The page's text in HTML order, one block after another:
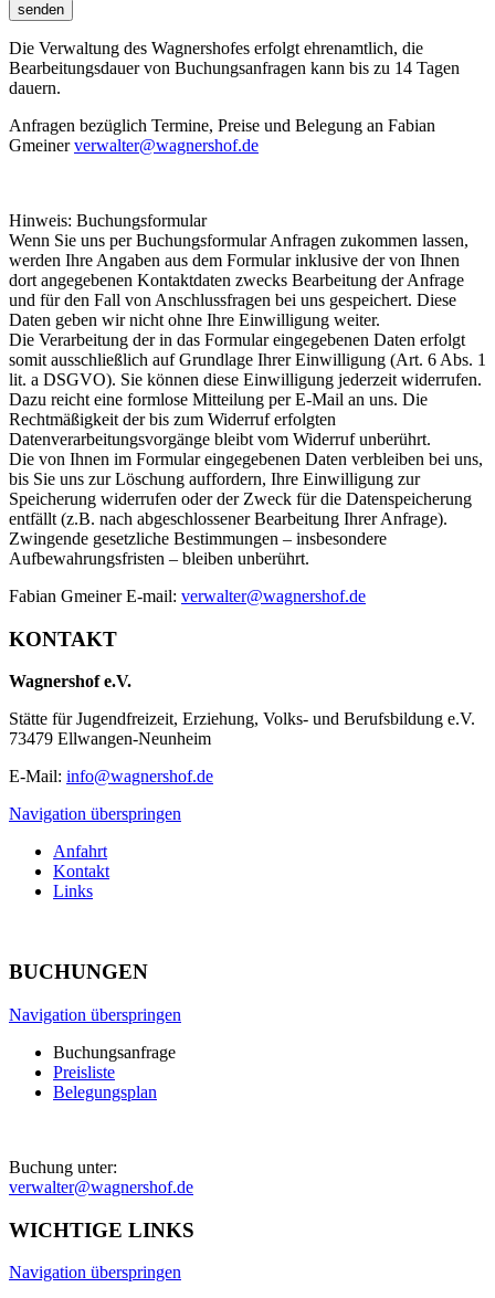
senden
Die Verwaltung des Wagnershofes erfolgt ehrenamtlich, die
Bearbeitungsdauer von Buchungsanfragen kann bis zu 14 Tagen
dauern.
Anfragen bezüglich Termine, Preise und Belegung an Fabian
Gmeinerverwalter@wagnershof.de
Hinweis: Buchungsformular
Wenn Sie uns per Buchungsformular Anfragen zukommen lassen,
werden Ihre Angaben aus dem Formular inklusive der von Ihnen
dort angegebenen Kontaktdaten zwecks Bearbeitung der Anfrage
und für den Fall von Anschlussfragen bei uns gespeichert. Diese
Daten geben wir nicht ohne Ihre Einwilligung weiter.
Die Verarbeitung der in das Formular eingegebenen Daten erfolgt
somit ausschließlich auf Grundlage Ihrer Einwilligung (Art. 6 Abs. 1
lit. a DSGVO). Sie können diese Einwilligung jederzeit widerrufen.
Dazu reicht eine formlose Mitteilung per E-Mail an uns. Die
Rechtmäßigkeit der bis zum Widerruf erfolgten
Datenverarbeitungsvorgänge bleibt vom Widerruf unberührt.
Die von Ihnen im Formular eingegebenen Daten verbleiben bei uns,
bis Sie uns zur Löschung auffordern, Ihre Einwilligung zur
Speicherung widerrufen oder der Zweck für die Datenspeicherung
entfällt (z.B. nach abgeschlossener Bearbeitung Ihrer Anfrage).
Zwingende gesetzliche Bestimmungen – insbesondere
Aufbewahrungsfristen – bleiben unberührt.
Fabian Gmeiner E-mail: verwalter@wagnershof.de
KONTAKT
Wagnershof e.V.
Stätte für Jugendfreizeit, Erziehung, Volks- und Berufsbildung e.V.
73479 Ellwangen-Neunheim
E-Mail: info@wagnershof.de
Navigation überspringen
Anfahrt
Kontakt
Links
BUCHUNGEN
Navigation überspringen
Buchungsanfrage
Preisliste
Belegungsplan
Buchung unter:
verwalter@wagnershof.de
WICHTIGE LINKS
Navigation überspringen